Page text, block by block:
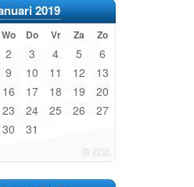
2019
Wo Do Vr Za Zo
2 3 4 5 6
9 10 11 12 13
16 17 18 19 20
23 24 25 26 27
30 31